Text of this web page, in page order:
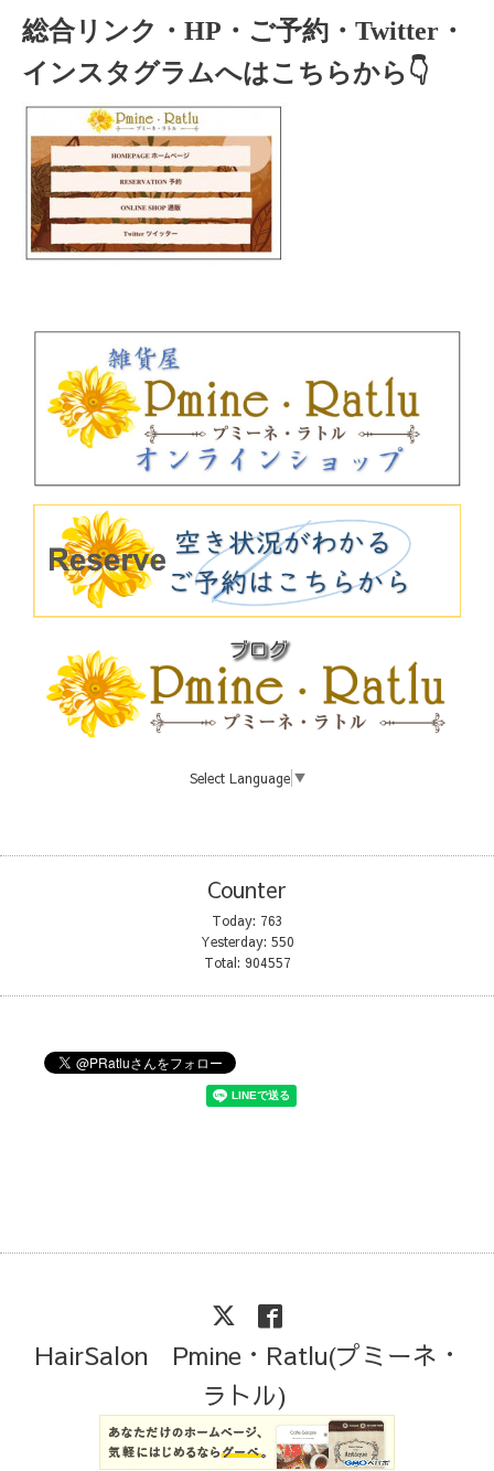
総合リンク・HP・ご予約・Twitter・
インスタグラムへはこちらから👇
Select Language ▼
Counter
Today: 763
Yesterday: 550
Total: 904557
HairSalon Pmine・Ratlu(プミーネ・
ラトル)